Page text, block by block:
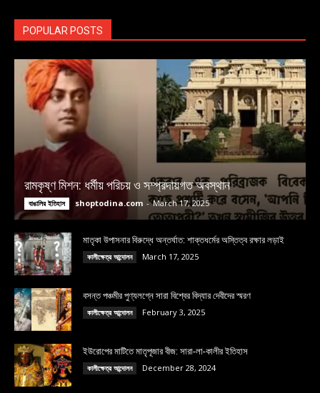
POPULAR POSTS
রামকৃষ্ণ মিশন: ধর্মীয় পরিচয় ও সম্প্রদায়গত অবস্থান
বাঙালির ইতিহাস shoptodina.com - March 17, 2025
মাতৃকা উপাসনার বিরুদ্ধে অন্তর্ঘাত: শাক্তধর্মের অস্তিত্ব রক্ষার লড়াই
কালীক্ষেত্র আন্দোলন March 17, 2025
বসন্ত পঞ্চমীর পুণ্যলগ্নে সারা বিশ্বের বিদ্যার দেবীদের স্মরণ
কালীক্ষেত্র আন্দোলন February 3, 2025
ইউরোপের মাটিতে মাতৃপূজার বীজ: সারা-লা-কালীর ইতিহাস
কালীক্ষেত্র আন্দোলন December 28, 2024